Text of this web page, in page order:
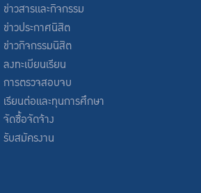
ข่าวสารและกิจกรรม
ข่าวประกาศนิสิต
ข่าวกิจกรรมนิสิต
ลงทะเบียนเรียน
การตรวจสอบจบ
เรียนต่อและทุนการศึกษา
จัดซื้อจัดจ้าง
รับสมัครงาน